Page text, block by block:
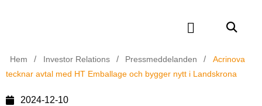
Hem / Investor Relations / Pressmeddelanden /
Acrinova
tecknar avtal med HT Emballage och bygger nytt i Landskrona
2024-12-10